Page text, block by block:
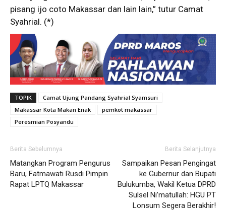
pisang ijo coto Makassar dan lain lain,” tutur Camat
Syahrial. (*)
TOPIK
Camat Ujung Pandang Syahrial Syamsuri
Makassar Kota Makan Enak
pemkot makassar
Peresmian Posyandu
Berita Sebelumnya
Matangkan Program Pengurus
Baru, Fatmawati Rusdi Pimpin
Rapat LPTQ Makassar
Berita Selanjutnya
Sampaikan Pesan Pengingat
ke Gubernur dan Bupati
Bulukumba, Wakil Ketua DPRD
Sulsel Ni’matullah: HGU PT
Lonsum Segera Berakhir!